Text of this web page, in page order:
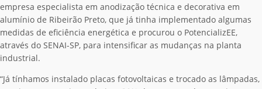
empresa especialista em anodização técnica e decorativa em
alumínio de Ribeirão Preto, que já tinha implementado algumas
medidas de eficiência energética e procurou o PotencializEE,
através do SENAI-SP, para intensificar as mudanças na planta
industrial.
“Já tínhamos instalado placas fotovoltaicas e trocado as lâmpadas,